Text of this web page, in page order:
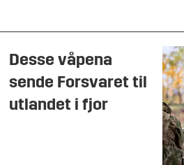
Desse våpena
sende Forsvaret til
utlandet i fjor